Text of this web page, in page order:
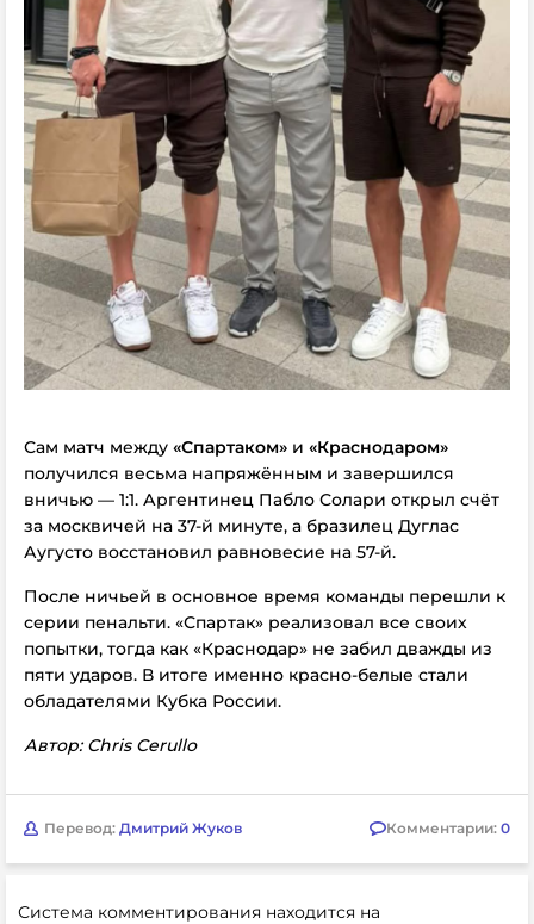
Сам матч между «Спартаком» и «Краснодаром»
получился весьма напряжённым и завершился
вничью — 1:1. Аргентинец Пабло Солари открыл счёт
за москвичей на 37-й минуте, а бразилец Дуглас
Аугусто восстановил равновесие на 57-й.
После ничьей в основное время команды перешли к
серии пенальти. «Спартак» реализовал все своих
попытки, тогда как «Краснодар» не забил дважды из
пяти ударов. В итоге именно красно-белые стали
обладателями Кубка России.
Автор: Chris Cerullo
Перевод: Дмитрий Жуков Комментарии: 0
Система комментирования находится на